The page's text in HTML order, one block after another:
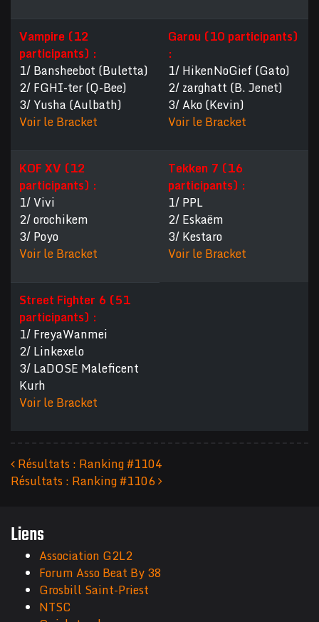
Vampire (12
participants) :
1/ Bansheebot (Buletta)
2/ FGHI-ter (Q-Bee)
3/ Yusha (Aulbath)
Voir le Bracket
Garou (10 participants)
:
1/ HikenNoGief (Gato)
2/ zarghatt (B. Jenet)
3/ Ako (Kevin)
Voir le Bracket
KOF XV (12
participants) :
1/ Vivi
2/ orochikem
3/ Poyo
Voir le Bracket
Tekken 7 (16
participants) :
1/ PPL
2/ Eskaëm
3/ Kestaro
Voir le Bracket
Street Fighter 6 (51
participants) :
1/ FreyaWanmei
2/ Linkexelo
3/ LaDOSE Maleficent
Kurh
Voir le Bracket
Navigation des articles
Résultats : Ranking #1104
Résultats : Ranking #1106
Liens
Association G2L2
Forum Asso Beat By 38
Grosbill Saint-Priest
NTSC